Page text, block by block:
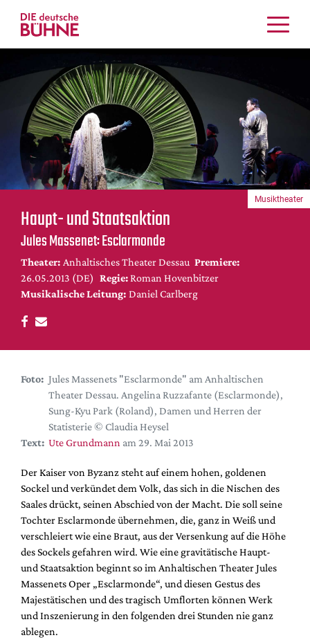
Kritiken
Schauspiel
Musiktheater
Tanz
Crossover
Bühnenwelt
Festivals & Veranstaltungen
Menschen & Theater
Themen
Internationales
Nachrufe
Medientipps
DdB-map
Kalender
Festival-Planer
Hefte
Alle Hefte
Podcast
Service
Shop / Abo
Newsletter
Redaktion
Autor:innen
Partner
Mediadaten
Haupt- und Staatsaktion
Jules Massenet: Esclarmonde
Theater: Anhaltisches Theater Dessau Premiere:
26.05.2013 (DE) Regie: Roman Hovenbitzer
Musikalische Leitung: Daniel Carlberg
Musiktheater
Foto: Jules Massenets "Esclarmonde" am Anhaltischen
Theater Dessau. Angelina Ruzzafante (Esclarmonde),
Sung-Kyu Park (Roland), Damen und Herren der
Statisterie © Claudia Heysel
Text: Ute Grundmann am 29. Mai 2013
Der Kaiser von Byzanz steht auf einem hohen, goldenen
Sockel und verkündet dem Volk, das sich in die Nischen des
Saales drückt, seinen Abschied von der Macht. Die soll seine
Tochter Esclarmonde übernehmen, die, ganz in Weiß und
verschleiert wie eine Braut, aus der Versenkung auf die Höhe
des Sockels gefahren wird. Wie eine gravitätische Haupt-
und Staatsaktion beginnt so im Anhaltischen Theater Jules
Massenets Oper „Esclarmonde“, und diesen Gestus des
Majestätischen und des tragisch Umflorten können Werk
und Inszenierung in den folgenden drei Stunden nie ganz
ablegen.